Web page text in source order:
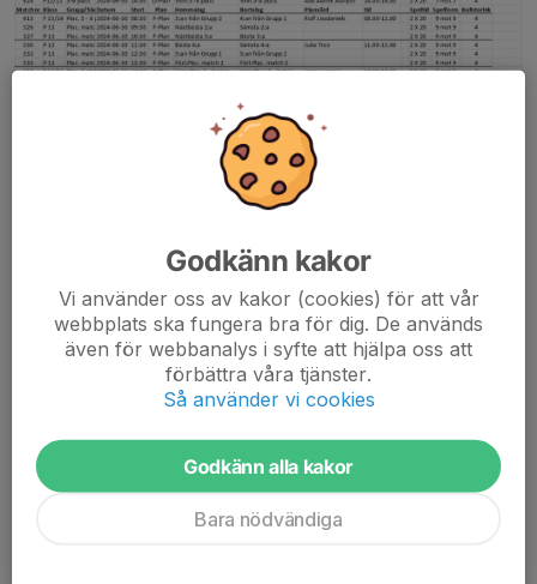
Tjänstgöring Skinnarcupen 28-30 juni
0 kommentarer
Godkänn kakor
Vi använder oss av kakor (cookies) för att vår
webbplats ska fungera bra för dig. De används
även för webbanalys i syfte att hjälpa oss att
förbättra våra tjänster.
Så använder vi cookies
Godkänn alla kakor
Bara nödvändiga